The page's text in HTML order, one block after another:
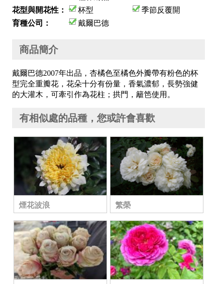
花型與開花性：
杯型
季節反覆開
育種公司：
戴爾巴德
商品簡介
戴爾巴德2007年出品，杏橘色至橘色外瓣帶有粉色的杯
型完全重瓣花，花朵十分有份量，香氣濃郁，長勢強健
的大灌木，可牽引作為花柱；拱門，籬笆使用。
有相似處的品種，您或許會喜歡
煙花波浪 繁榮